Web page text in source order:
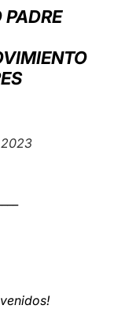
LATINE
PADRE